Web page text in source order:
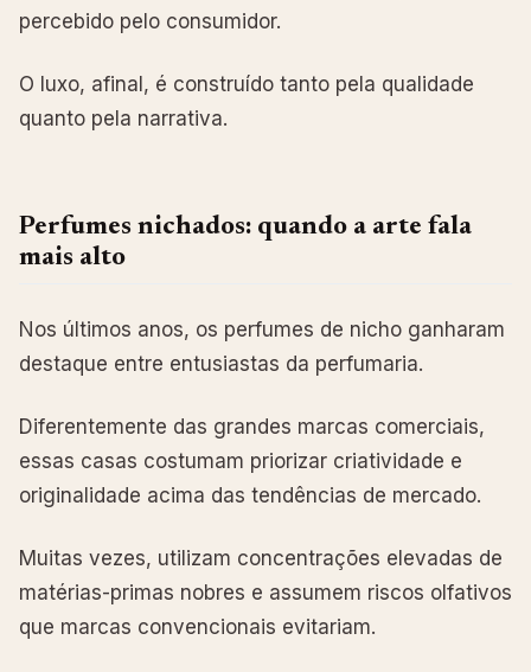
percebido pelo consumidor.
O luxo, afinal, é construído tanto pela qualidade
quanto pela narrativa.
Perfumes nichados: quando a arte fala
mais alto
Nos últimos anos, os perfumes de nicho ganharam
destaque entre entusiastas da perfumaria.
Diferentemente das grandes marcas comerciais,
essas casas costumam priorizar criatividade e
originalidade acima das tendências de mercado.
Muitas vezes, utilizam concentrações elevadas de
matérias-primas nobres e assumem riscos olfativos
que marcas convencionais evitariam.